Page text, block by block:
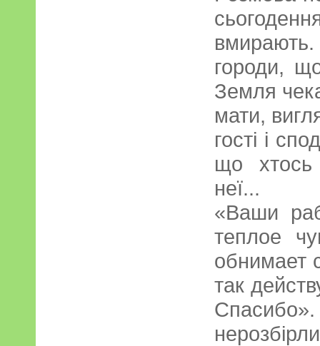
городи,
Земля
мати,
гості і
що хтось
неї...
«Ваши
теплое
обнимает
так